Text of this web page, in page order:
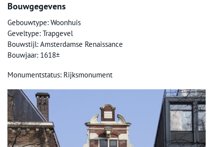
Bouwgegevens
Gebouwtype: Woonhuis
Geveltype: Trapgevel
Bouwstijl: Amsterdamse Renaissance
Bouwjaar: 1618±
Monumentstatus: Rijksmonument